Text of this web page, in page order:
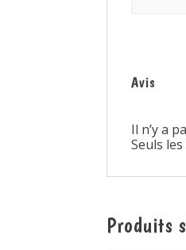
Avis
Il n’y a
Seuls
Produits